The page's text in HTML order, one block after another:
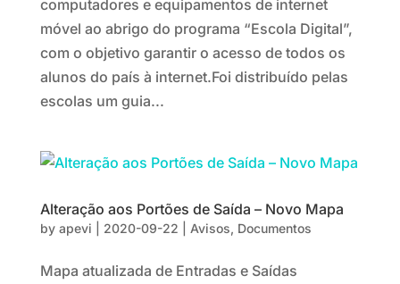
computadores e equipamentos de internet
móvel ao abrigo do programa “Escola Digital”,
com o objetivo garantir o acesso de todos os
alunos do país à internet.Foi distribuído pelas
escolas um guia...
Alteração aos Portões de Saída – Novo Mapa
by apevi 2020-09-22 Avisos, Documentos
Mapa atualizada de Entradas e Saídas